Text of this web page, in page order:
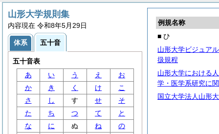
例規名称
■ ひ
山形大学ビジュア
扱規程
山形大学における
学・医学系研究に
国立大学法人山形
山形大学規則集
内容現在 令和8年5月29日
体系 五十音
五十音表
あ
い う え
お
か
き く け
こ
さ
し す せ
そ
た
ち つ て
と
な
に ぬ ね
の